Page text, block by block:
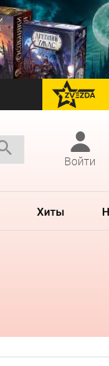
перейти
Войти
Хиты